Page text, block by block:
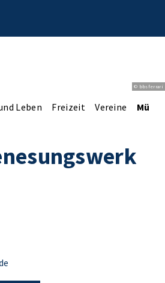
© bbsferrari
Leben Freizeit Vereine